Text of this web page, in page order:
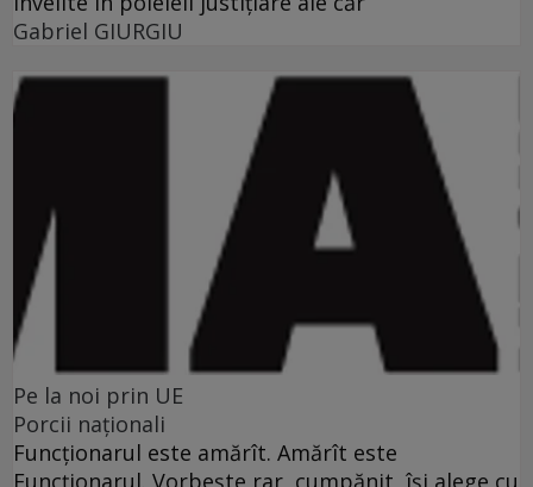
Gabriel GIURGIU
Pe la noi prin UE
Porcii naţionali
Funcţionarul este amărît. Amărît este